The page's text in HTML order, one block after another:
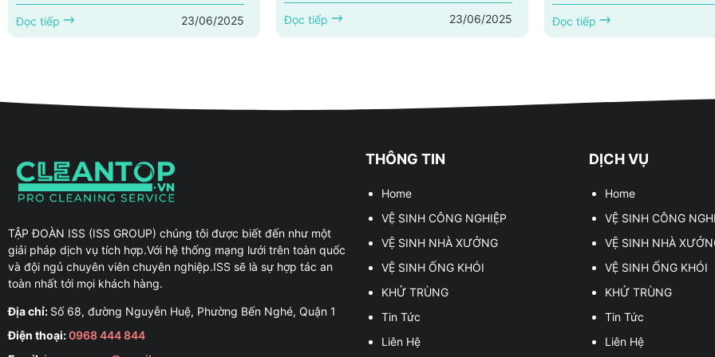
công của doanh nghiệp. Tại Vĩnh Long, nhu
cầu về dịch vụ vệ sinh công nghiệp ngày
càng tăng cao. An Khang Clean là một trong
Đọc tiếp 23/06/2025
sạch sẽ và an toàn. Với dịch vụ vệ sinh Tây
Ninh chuyên nghiệp, chúng tôi cam kết
mang lại chất lượng sạch tuyệt đối cho
Đọc tiếp 23/06/2025
công nghiệp như sau: tổng vệ
tại long xuyên, cung cấp nhân
long xuyên, vệ sinh công trình
và là nhà thầu...
Đọc tiếp
TẬP ĐOÀN ISS (ISS GROUP) chúng tôi được biết đến như một
giải pháp dịch vụ tích hợp.Với hệ thống mạng lưới trên toàn quốc
và đội ngủ chuyên viên chuyên nghiệp.ISS sẽ là sự hợp tác an
toàn nhất tới mọi khách hàng.
Địa chỉ: Số 68, đường Nguyễn Huệ, Phường Bến Nghé, Quận 1
Điện thoại:0968 444 844
THÔNG TIN
Home
VỆ SINH CÔNG NGHIỆP
VỆ SINH NHÀ XƯỞNG
VỆ SINH ỐNG KHÓI
KHỬ TRÙNG
Tin Tức
Liên Hệ
DỊCH VỤ
Home
VỆ SINH CÔNG
VỆ SINH NHÀ
VỆ SINH ỐNG KHÓI
KHỬ TRÙNG
Tin Tức
Liên Hệ